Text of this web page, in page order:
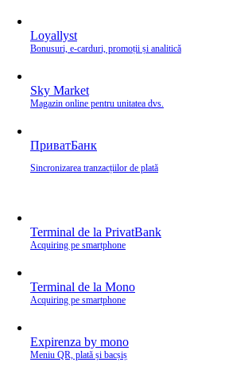
Loyallyst
Bonusuri, e‑carduri, promoții și analitică
Sky Market
Magazin online pentru unitatea dvs.
ПриватБанк
Sincronizarea tranzacțiilor de plată
Terminal de la PrivatBank
Acquiring pe smartphone
Terminal de la Mono
Acquiring pe smartphone
Expirenza by mono
Meniu QR, plată și bacșiș